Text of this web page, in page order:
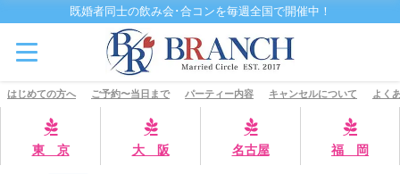
既婚者同士の飲み会･合コンを毎週全国で開催中！
はじめての方へ ご予約〜当日まで パーティー内容 キャンセルについて よく
東 京 大 阪 名古屋 福 岡